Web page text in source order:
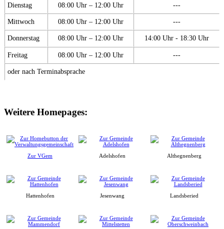
Dienstag 08:00 Uhr – 12:00 Uhr ---
Mittwoch 08:00 Uhr – 12:00 Uhr ---
Donnerstag 08:00 Uhr – 12:00 Uhr 14:00 Uhr - 18:30 Uhr
Freitag 08:00 Uhr – 12:00 Uhr ---
oder nach Terminabsprache
Weitere Homepages:
Zur VGem Adelshofen Althegnenberg
Hattenhofen Jesenwang Landsberied